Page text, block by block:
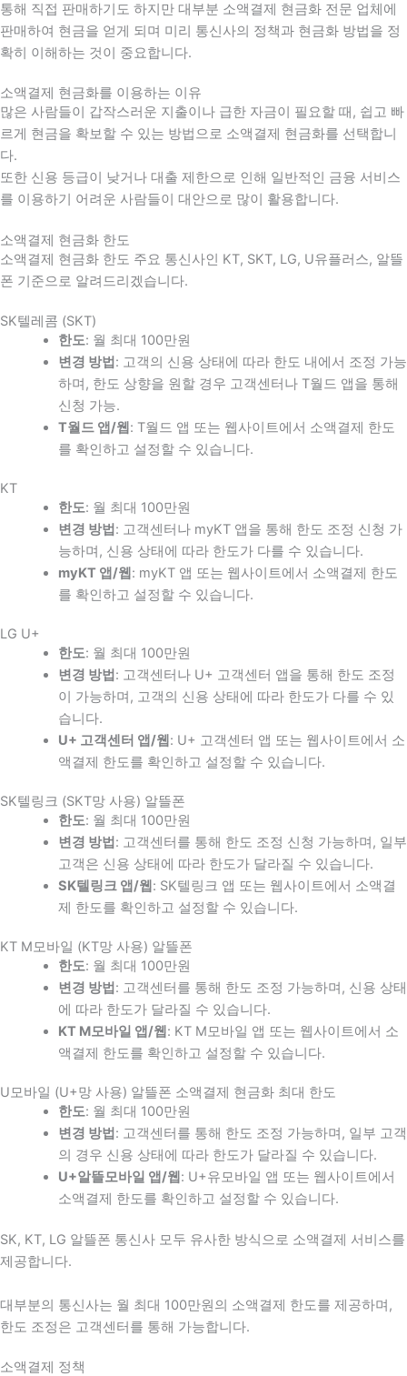
통해 직접 판매하기도 하지만 대부분 소액결제 현금화 전문 업체에
판매하여 현금을 얻게 되며 미리 통신사의 정책과 현금화 방법을 정
확히 이해하는 것이 중요합니다.
소액결제 현금화를 이용하는 이유
많은 사람들이 갑작스러운 지출이나 급한 자금이 필요할 때 , 쉽고 빠
르게 현금을 확보할 수 있는 방법으로 소액결제 현금화를 선택합니
다.
또한 신용 등급이 낮거나 대출 제한으로 인해 일반적인 금융 서비스
를 이용하기 어려운 사람들이 대안으로 많이 활용합니다.
소액결제 현금화 한도
소액결제 현금화 한도 주요 통신사인 KT, SKT, LG, U유플러스, 알뜰
폰 기준으로 알려드리겠습니다.
SK텔레콤 (SKT)
한도: 월 최대 100만원
변경 방법 : 고객의 신용 상태에 따라 한도 내에서 조정 가능
하며, 한도 상향을 원할 경우 고객센터나 T월드 앱을 통해
신청 가능.
T월드 앱/웹 : T월드 앱 또는 웹사이트에서 소액결제 한도
를 확인하고 설정할 수 있습니다.
KT
한도: 월 최대 100만원
변경 방법 : 고객센터나 myKT 앱을 통해 한도 조정 신청 가
능하며, 신용 상태에 따라 한도가 다를 수 있습니다.
myKT 앱/웹 : myKT 앱 또는 웹사이트에서 소액결제 한도
를 확인하고 설정할 수 있습니다.
LG U+
한도: 월 최대 100만원
변경 방법 : 고객센터나 U+ 고객센터 앱을 통해 한도 조정
이 가능하며, 고객의 신용 상태에 따라 한도가 다를 수 있
습니다.
U+ 고객센터 앱/웹 : U+ 고객센터 앱 또는 웹사이트에서 소
액결제 한도를 확인하고 설정할 수 있습니다.
SK텔링크 (SKT망 사용) 알뜰폰
한도: 월 최대 100만원
변경 방법 : 고객센터를 통해 한도 조정 신청 가능하며, 일부
고객은 신용 상태에 따라 한도가 달라질 수 있습니다.
SK텔링크 앱/웹 : SK텔링크 앱 또는 웹사이트에서 소액결
제 한도를 확인하고 설정할 수 있습니다.
KT M모바일 (KT망 사용) 알뜰폰
한도: 월 최대 100만원
변경 방법 : 고객센터를 통해 한도 조정 가능하며, 신용 상태
에 따라 한도가 달라질 수 있습니다.
KT M모바일 앱/웹 : KT M모바일 앱 또는 웹사이트에서 소
액결제 한도를 확인하고 설정할 수 있습니다.
U모바일 (U+망 사용) 알뜰폰 소액결제 현금화 최대 한도
한도: 월 최대 100만원
변경 방법 : 고객센터를 통해 한도 조정 가능하며, 일부 고객
의 경우 신용 상태에 따라 한도가 달라질 수 있습니다.
U+알뜰모바일 앱/웹 : U+유모바일 앱 또는 웹사이트에서
소액결제 한도를 확인하고 설정할 수 있습니다.
SK, KT, LG 알뜰폰 통신사 모두 유사한 방식으로 소액결제 서비스를
제공합니다.
대부분의 통신사는 월 최대 100만원의 소액결제 한도를 제공하며,
한도 조정은 고객센터를 통해 가능합니다.
소액결제 정책